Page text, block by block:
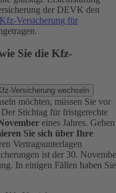
der DEVK den
Kfz-Versicherung für
Sie die Kfz-
Versicherung wechseln
möchten, müssen Sie vor
Der Stichtag für fristgerechte
eines Jahres. Gehen
Sie sich über Ihre
Vertragsunterlagen
ist der 30.
In einigen Fällen haben Sie